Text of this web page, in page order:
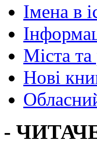
Імена в
Міста та
Нові
-